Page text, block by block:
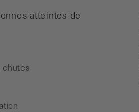
atteintes de
chutes